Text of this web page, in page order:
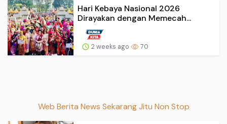
Hari Kebaya Nasional 2026
Dirayakan dengan Memecah...
2 weeks ago 70
Web Berita News Sekarang Jitu Non Stop